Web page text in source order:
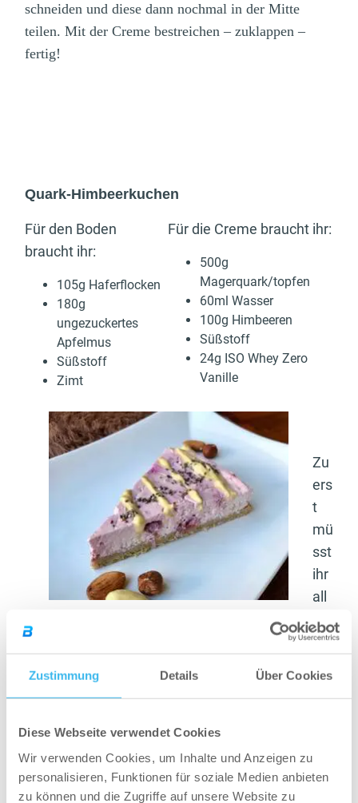
Zustimmung Details Über Cookies
Diese Webseite verwendet Cookies
Wir verwenden Cookies, um Inhalte und Anzeigen zu
personalisieren, Funktionen für soziale Medien anbieten
zu können und die Zugriffe auf unsere Website zu
schneiden und diese dann nochmal in der Mitte
teilen. Mit der Creme bestreichen – zuklappen –
fertig!
Quark-Himbeerkuchen
Für den Boden
braucht ihr:
105g Haferflocken
180g
ungezuckertes
Apfelmus
Süßstoff
Zimt
Für die Creme braucht ihr:
500g
Magerquark/topfen
60ml Wasser
100g Himbeeren
Süßstoff
24g ISO Whey Zero
Vanille
Zu
ers
t
mü
sst
ihr
all
e Zutaten für den Boden vermengen, in eine
Springform geben, glatt streichen und bei 200
Grad für 7 Minuten in den Backofen geben.
Anschließend die Zutaten für die Creme
Minuten bei 180 Grad backen. Fertig ist der
super leckere Quark-Himbeerkuchen!